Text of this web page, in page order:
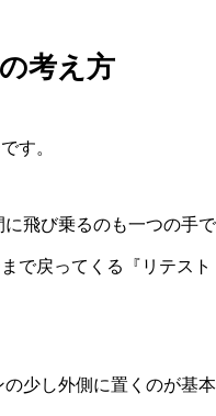
考え方
す。
飛び乗るのも一つの手
で戻ってくる『リテス
少し外側に置くのが基